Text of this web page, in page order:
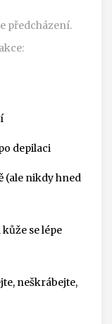
předcházení.
depilaci
(ale nikdy hned
se lépe
neškrábejte,